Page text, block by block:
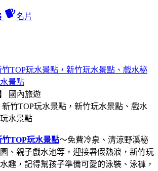
名片
竹TOP玩水景點，新竹玩水景點、戲水秘
景點
國內旅遊
竹TOP玩水景點～免費冷泉、清涼野溪秘
、親子戲水池等，迎接暑假熱浪，新竹玩
趣，記得幫孩子準備可愛的泳裝、泳褲，